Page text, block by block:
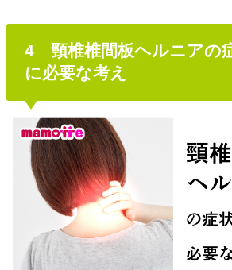
4 頸椎椎間板ヘルニアの
に必要な考え